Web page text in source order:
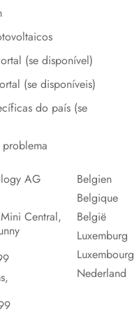
(se disponível)
(se disponíveis)
do país (se
AG
Central,
Belgien
Belgique
België
Luxemburg
Luxembourg
Nederland
tensão
de serviço
um